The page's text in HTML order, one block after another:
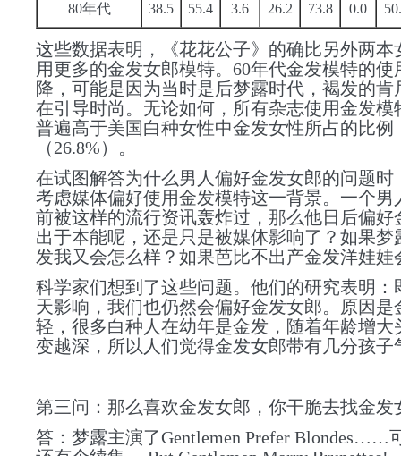
80年代 38.5 55.4 3.6 26.2 73.8 0.0
这些数据表明，《花花公子》的确比另外两本
用更多的金发女郎模特。60年代金发模特的使
降，可能是因为当时是后梦露时代 ，褐发的
在引导时尚。无论如何，所有杂志使用金发模
普遍高于美国白种女性中金发女性所占的比例
（26.8%）。
在试图解答为什么男人偏好金发女郎的问题时
考虑媒体偏好使用金发模特这一背景。一个男
前被这样的流行资讯轰炸过，那么他日后偏好
出于本能呢，还是只是被媒体影响了？ 如果梦
发我又会怎么样？ 如果芭比不出产金发洋娃娃
科学家们想到了这些问题。他们的研究表明：
天影响，我们也仍然会偏好金发女郎。原因是
轻， 很多白种人在幼年是金发，随着年龄增大
变越深，所以人们觉得金发女郎带有几分孩子
第三问：那么喜欢金发女郎，你干脆去找金发
答： 梦露主演了Gentlemen Prefer Blondes……